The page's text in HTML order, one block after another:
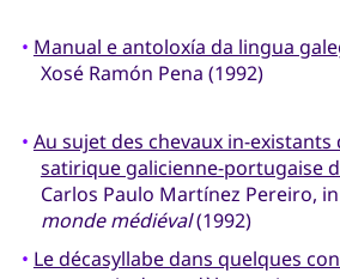
• Manual e antoloxía da lingua
Xosé Ramón Pena (1992)
• Au sujet des chevaux in-existants
satirique galicienne-portugaise
Carlos Paulo Martínez Pereiro, in
monde médiéval(1992)
• Le décasyllabe dans quelques